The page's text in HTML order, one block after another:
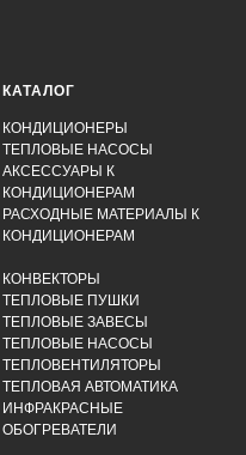
КАТАЛОГ
КОНДИЦИОНЕРЫ
ТЕПЛОВЫЕ НАСОСЫ
АКСЕССУАРЫ К
КОНДИЦИОНЕРАМ
РАСХОДНЫЕ МАТЕРИАЛЫ К
КОНДИЦИОНЕРАМ
КОНВЕКТОРЫ
ТЕПЛОВЫЕ ПУШКИ
ТЕПЛОВЫЕ ЗАВЕСЫ
ТЕПЛОВЫЕ НАСОСЫ
ТЕПЛОВЕНТИЛЯТОРЫ
ТЕПЛОВАЯ АВТОМАТИКА
ИНФРАКРАСНЫЕ
ОБОГРЕВАТЕЛИ